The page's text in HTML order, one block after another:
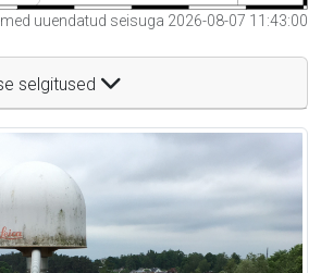
uuendatud seisuga 2026-08-07 11:43:00
selgitused